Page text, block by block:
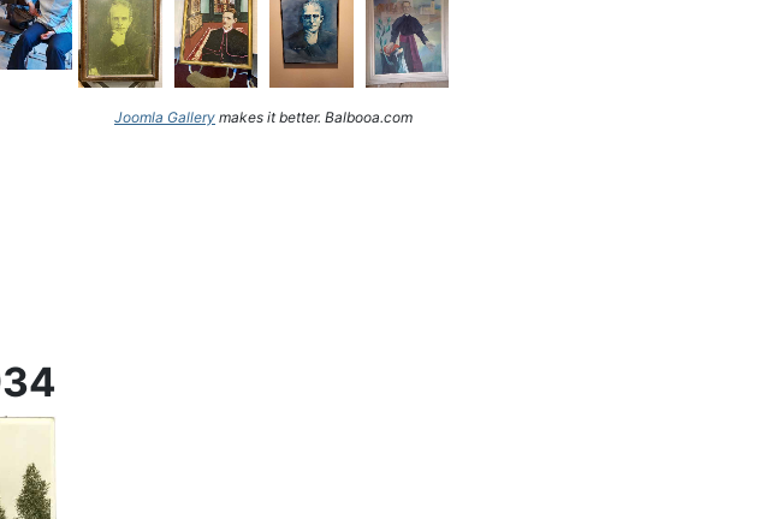
Joomla Gallery makes it better. Balbooa.com